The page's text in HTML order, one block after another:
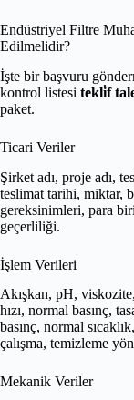
Endüstriyel Filtre
Edilmelidir?
İşte bir başvuru
kontrol listesi tekli̇f
paket.
Ticari Veriler
Şirket adı, proje adı,
teslimat tarihi, miktar,
gereksinimleri, para
geçerliliği.
İşlem Verileri
Akışkan, pH,
hızı, normal basınç,
basınç, normal
çalışma, temizleme
Mekanik Veriler